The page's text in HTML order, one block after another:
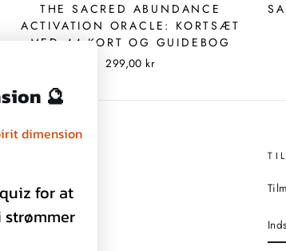
THE SACRED ABUNDANCE
ACTIVATION ORACLE: KORTSÆT
MED 44 KORT OG GUIDEBOG
299,00 kr
🔮
dimension
for at